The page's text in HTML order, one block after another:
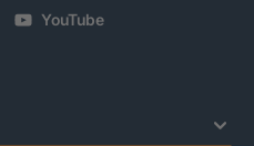
YouTube